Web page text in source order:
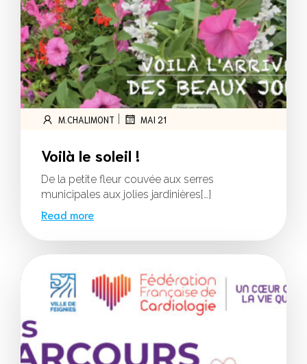
M.CHALIMONT MAI 21
Voilà le soleil !
De la petite fleur couvée aux serres
municipales aux jolies jardinières[…]
Read more